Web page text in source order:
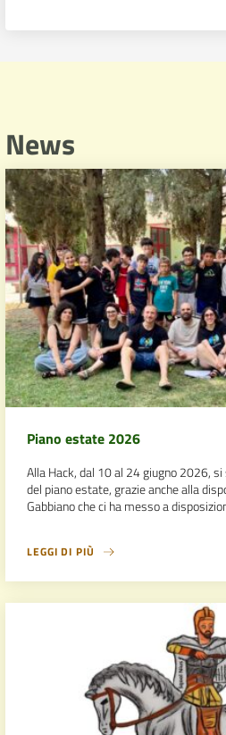
News
Piano estate 2026
Alla Hack, dal 10 al 24 giugno 2026,
del piano estate, grazie anche alla
Gabbiano che ci ha messo a
LEGGI DI PIÙ